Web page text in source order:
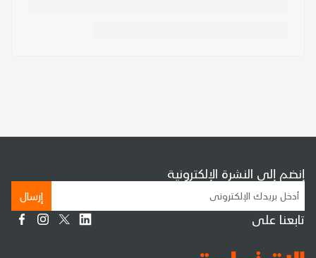
إنضم إلى النشرة الإلكترونية
إرسال
تابعنا على